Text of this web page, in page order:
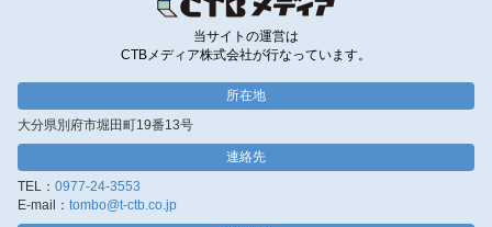
当サイトの運営は
CTBメディア株式会社が行なっています。
所在地
大分県別府市堀田町19番13号
連絡先
TEL： 0977-24-3553
E-mail： tombo@t-ctb.co.jp